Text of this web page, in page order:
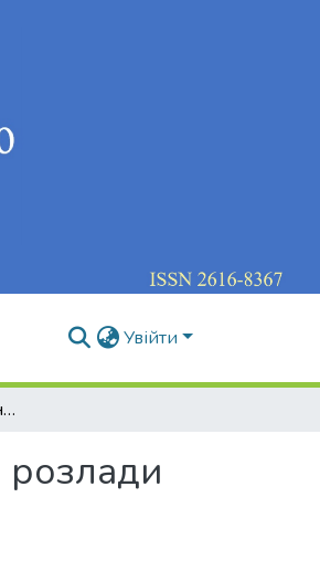
Увійти
Вплив стресогенних чинників на здоров’я та поведінкові розлади студентської молоді
розлади